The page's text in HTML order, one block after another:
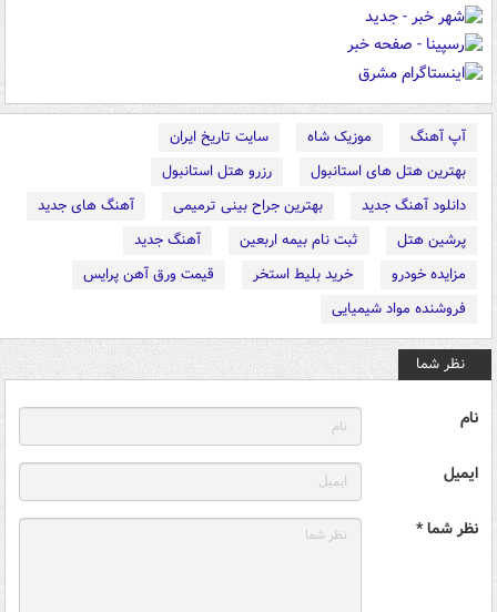
آپ آهنگ موزیک شاه
سایت تاریخ ایران
بهترین هتل های استانبول
رزرو هتل استانبول
دانلود آهنگ جدید
بهترین جراح بینی ترمیمی
آهنگ های جدید
پرشین هتل
ثبت نام بیمه اربعین
آهنگ جدید
مزایده خودرو
خرید بلیط استخر
قیمت ورق آهن پرایس
فروشنده مواد شیمیایی
نظر شما
نام
ایمیل
نظر شما *